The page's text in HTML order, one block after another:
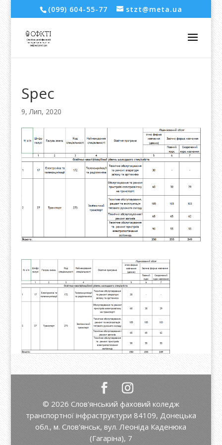
(099) 604-55-77 stzt@meta.ua
Spec
9, Лип, 2020
© 2026 Слов'янський фаховий коледж
транспортної інфраструктури 84109, Донецька
обл., м. Слов'янськ, вул. Леоніда Каденюка
(Гагаріна), 7